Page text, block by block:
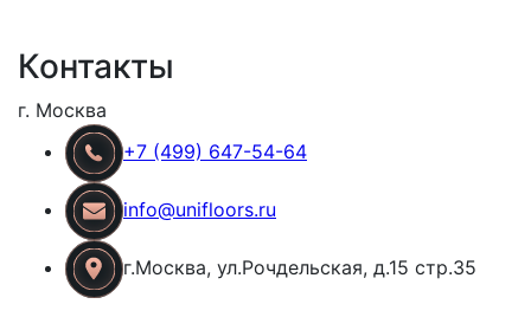
Контакты
г. Москва
+7 (499) 647-54-64
info@unifloors.ru
г.Москва, ул.Рочдельская, д.15 стр.35